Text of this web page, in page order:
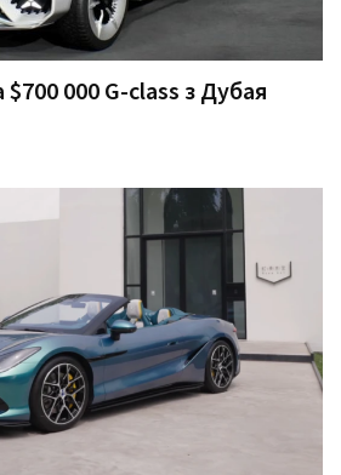
$700 000 G-class з Дубая